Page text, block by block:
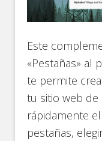
Este
«Pestañas» al
te permite
tu sitio web de
rápidamente
pestañas,